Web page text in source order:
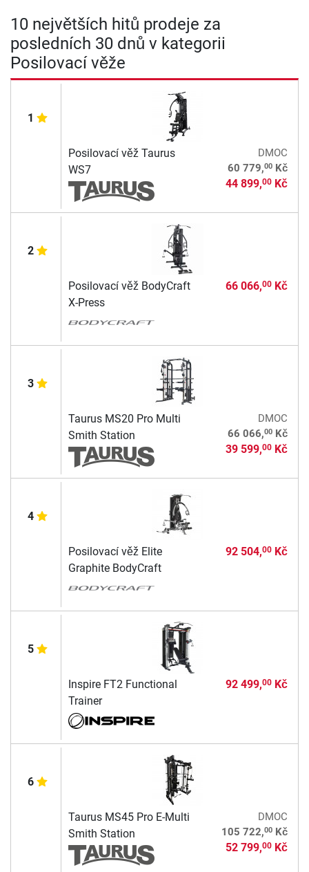
10 největších hitů prodeje za
posledních 30 dnů v kategorii
Posilovací věže
1
Posilovací věž Taurus
WS7
DMOC
60 779,00Kč
44 899,00Kč
2
Posilovací věž BodyCraft
X-Press
66 066,00Kč
3
Taurus MS20 Pro Multi
Smith Station
DMOC
66 066,00Kč
39 599,00Kč
4
Posilovací věž Elite
Graphite BodyCraft
92 504,00Kč
5
Inspire FT2 Functional
Trainer
92 499,00Kč
6
Taurus MS45 Pro E-Multi
Smith Station
DMOC
105 722,00Kč
52 799,00Kč